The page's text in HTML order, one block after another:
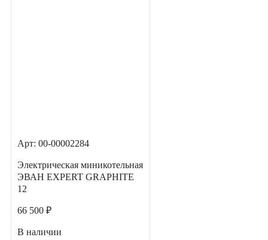
Арт: 00-00002284
Электрическая миникотельная
ЭВАН EXPERT GRAPHITE
12
66 500 ₽
В наличии